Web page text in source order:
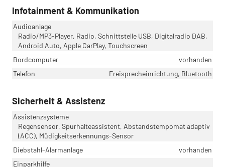
Infotainment & Kommunikation
Audioanlage
Radio/MP3-Player, Radio, Schnittstelle USB, Digitalradio DAB,
Android Auto, Apple CarPlay, Touchscreen
Bordcomputer
vorhanden
Telefon
Freisprecheinrichtung, Bluetooth
Sicherheit & Assistenz
Assistenzsysteme
Regensensor, Spurhalteassistent, Abstandstempomat adaptiv
(ACC), Müdigkeitserkennungs-Sensor
Diebstahl-Alarmanlage
vorhanden
Einparkhilfe